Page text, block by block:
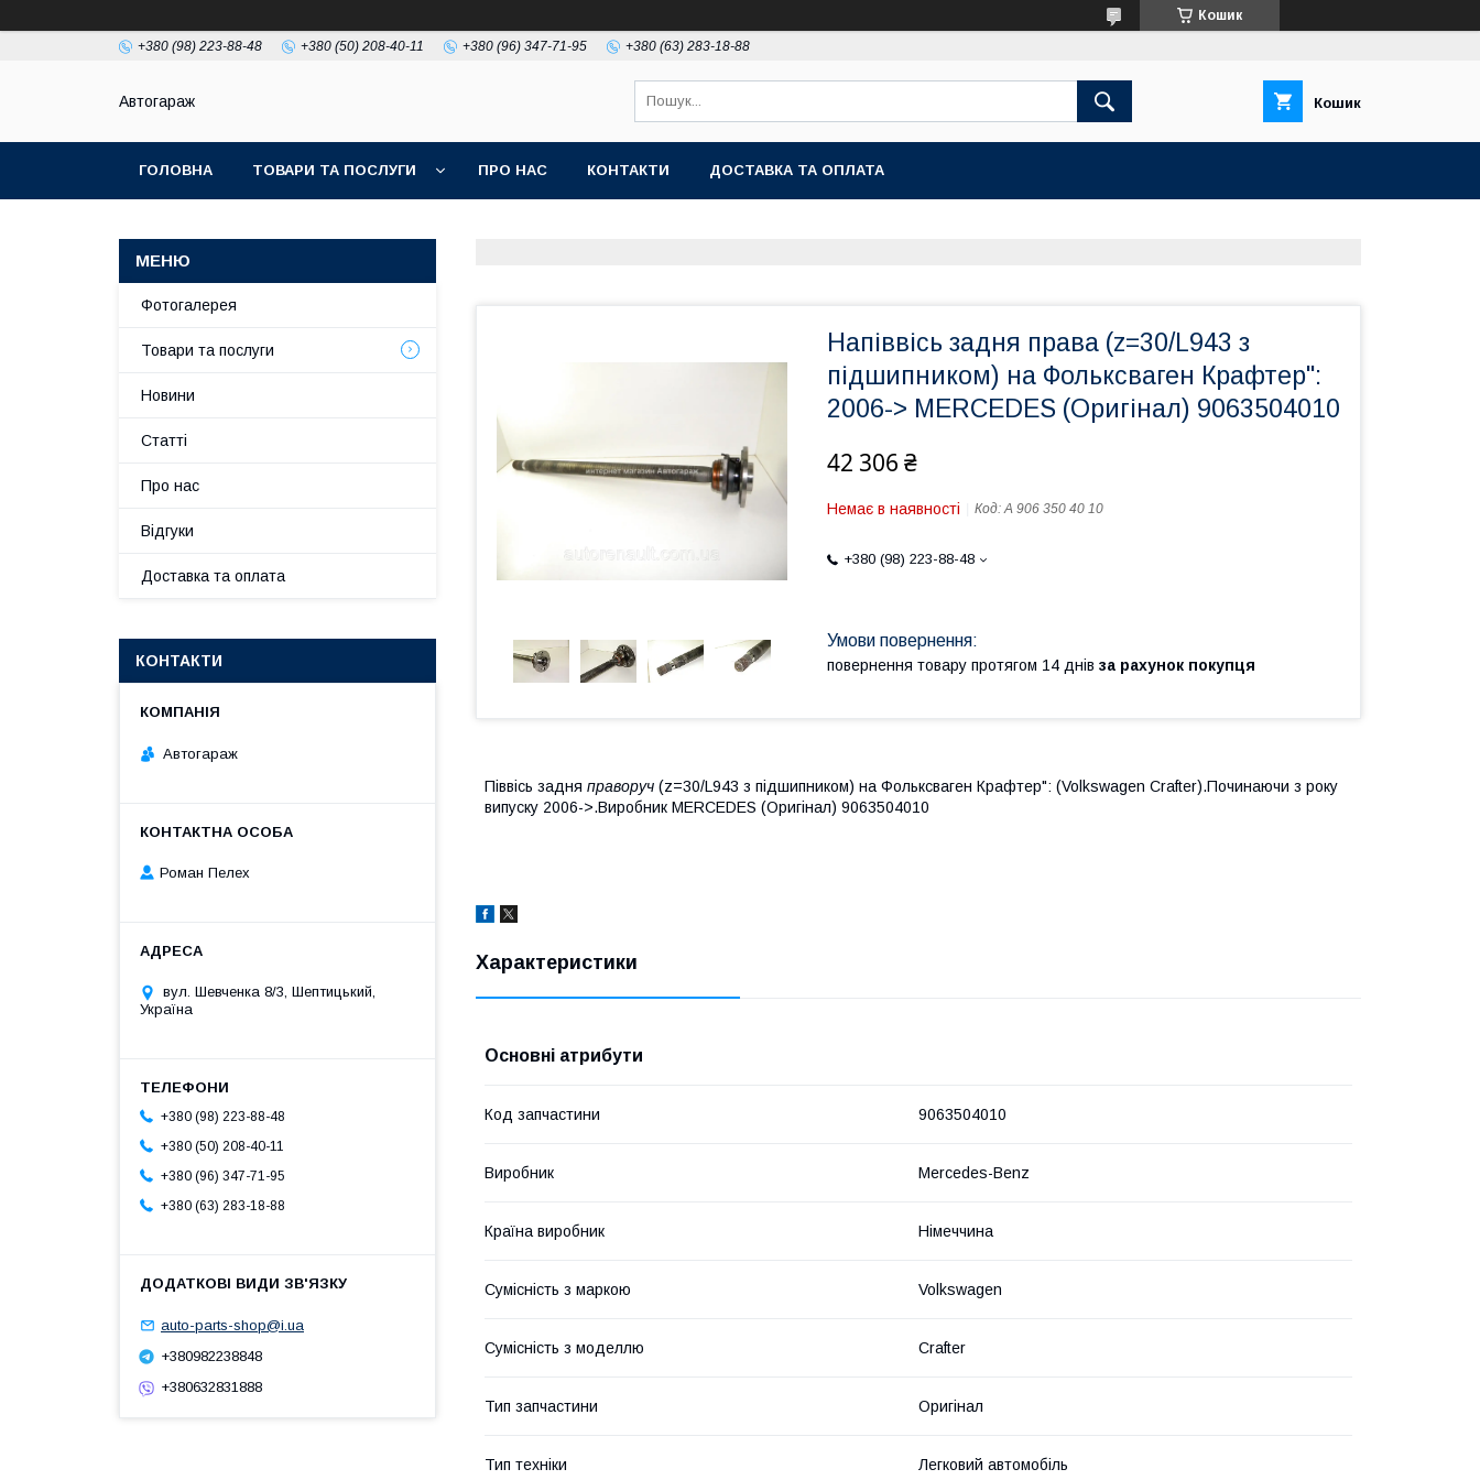
Кошик
+380 (98) 223-88-48 +380 (50) 208-40-11 +380 (96) 347-71-95 +380 (63) 283-18-88
Автогараж Кошик
ГОЛОВНА ТОВАРИ ТА ПОСЛУГИ ПРО НАС КОНТАКТИ ДОСТАВКА ТА ОПЛАТА
Напіввісь задня права (z=30/L943 з
підшипником) на Фольксваген Крафтер":
2006-> MERCEDES (Оригінал) 9063504010
42 306 ₴
Немає в наявності Код:A 906 350 40 10
+380 (98) 223-88-48
повернення товару протягом 14 днів за рахунок покупця
Піввісь задня праворуч (z=30/L943 з підшипником) на Фольксваген Крафтер": (Volkswagen Crafter).Починаючи з року
випуску 2006->.Виробник MERCEDES (Оригінал) 9063504010
Характеристики
Основні атрибути
Код запчастини 9063504010
Виробник Mercedes-Benz
Країна виробник Німеччина
Сумісність з маркою Volkswagen
Сумісність з моделлю Crafter
Тип запчастини Оригінал
Тип техніки Легковий автомобіль
Фотогалерея
Товари та послуги
Новини
Статті
Про нас
Відгуки
Доставка та оплата
КОНТАКТИ
Автогараж
Роман Пелех
вул. Шевченка 8/3, Шептицький,
Україна
+380 (98) 223-88-48
+380 (50) 208-40-11
+380 (96) 347-71-95
+380 (63) 283-18-88
auto-parts-shop@i.ua
+380982238848
+380632831888